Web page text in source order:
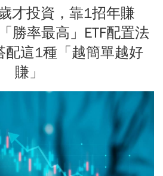
才投資，靠1招年賺
勝率最高」ETF配置法
這1種「越簡單越好
賺」